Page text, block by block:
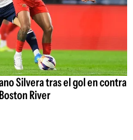
Silvera tras el gol en contra
River